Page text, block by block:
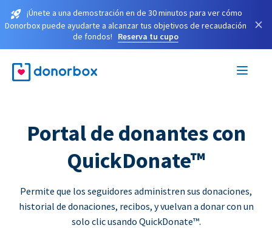
¡Únete a una demostración en de 30 minutos para ver cómo
Donorbox puede ayudarte a alcanzar tus objetivos de recaudación
de fondos!
Reserva tu cupo
×
Portal de donantes con
QuickDonate™
Permite que los seguidores administren sus donaciones,
historial de donaciones, recibos, y vuelvan a donar con un
solo clic usando QuickDonate™.